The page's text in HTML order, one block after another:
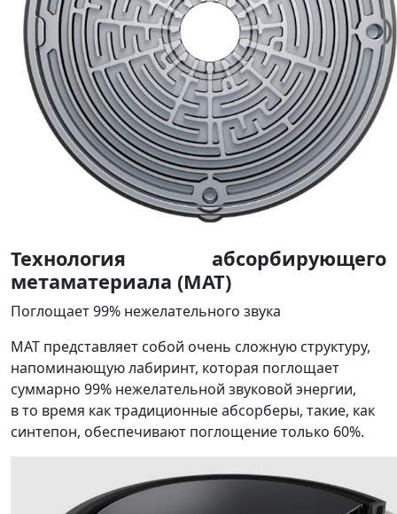
Технология абсорбирующего
метаматериала (MAT)
Поглощает 99% нежелательного звука
MAT представляет собой очень сложную структуру,
напоминающую лабиринт, которая поглощает
суммарно 99% нежелательной звуковой энергии,
в то время как традиционные абсорберы, такие, как
синтепон, обеспечивают поглощение только 60%.